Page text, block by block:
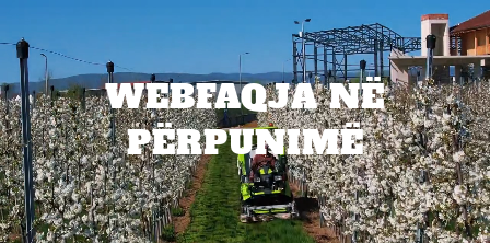
WEBFAQJA NË
PËRPUNIMË